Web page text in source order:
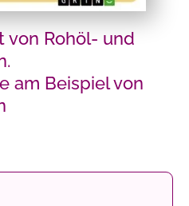
von Rohöl- und
am Beispiel von